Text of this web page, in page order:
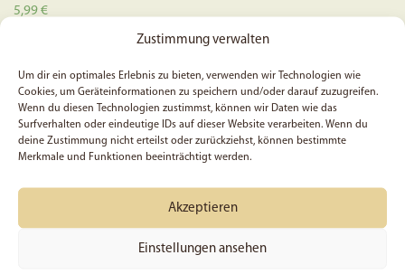
Zustimmung verwalten
Um dir ein optimales Erlebnis zu bieten, verwenden wir Technologien wie
Cookies, um Geräteinformationen zu speichern und/oder darauf zuzugreifen.
Wenn du diesen Technologien zustimmst, können wir Daten wie das
Surfverhalten oder eindeutige IDs auf dieser Website verarbeiten. Wenn du
deine Zustimmung nicht erteilst oder zurückziehst, können bestimmte
Merkmale und Funktionen beeinträchtigt werden.
Akzeptieren
Einstellungen ansehen
Bewertet mit
5.00
5,99€
In den Warenkorb